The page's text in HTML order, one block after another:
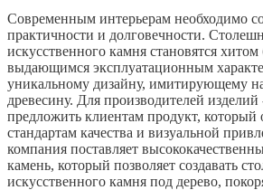
Современным интерьерам необходимо
практичности и долговечности.
искусственного камня становятся хитом
выдающимся эксплуатационным
уникальному дизайну, имитирующему
древесину. Для производителей
предложить клиентам продукт, который
стандартам качества и визуальной
компания поставляет
камень, который позволяет создавать
искусственного камня под дерево,